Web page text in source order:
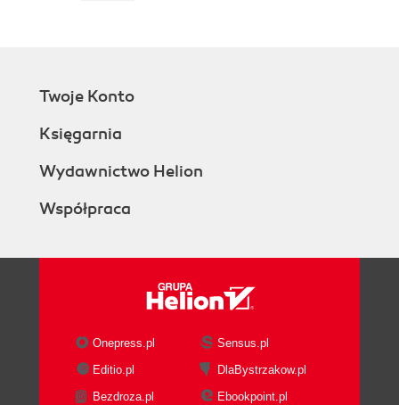
Twoje Konto
Księgarnia
Wydawnictwo Helion
Współpraca
Onepress.pl
Sensus.pl
Editio.pl
DlaBystrzakow.pl
Bezdroza.pl
Ebookpoint.pl